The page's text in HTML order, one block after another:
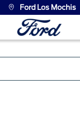
Ford Los Mochis